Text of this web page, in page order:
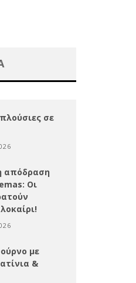
σε
απόδραση
Οι
με
&